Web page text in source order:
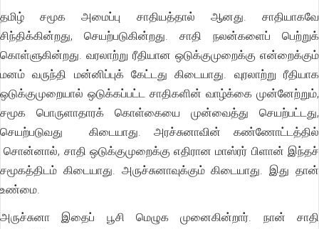
தமிழ் சமூக அமைப்பு சாதியத்தால் ஆனது. சாதியாகவே
சிந்திக்கின்றது, செயற்படுகின்றது. சாதி நலன்களைப் பெற்றுக்
கொள்ளுகின்றது. வரலாற்று ரீதியான ஒடுக்குமுறைக்கு என்றைக்கும்
மனம் வருந்தி மன்னிப்புக் கேட்டது கிடையாது. வுரலாற்று ரீதியாக
ஒடுக்குமுறையால் ஒடுக்கப்பட்ட சாதிகளின் வாழ்க்கை முன்னேற்றும்,
சமூக பொருளாதாரக் கொள்கையை முன்வைத்து செயற்பட்டது,
செயற்படுவது கிடையாது. அரச்சுனாவின் கண்ணோட்டத்தில்
சொன்னால், சாதி ஒடுக்குமுறைக்கு எதிரான மாஸ்ரர் பிளான் இந்தச்
சமூகத்திடம் கிடையாது. அருச்சுனாவுக்கும் கிடையாது. இது தான்
உண்மை.
அருச்சுனா இதைப் பூசி மெழுக முனைகின்றார். நான் சாதி